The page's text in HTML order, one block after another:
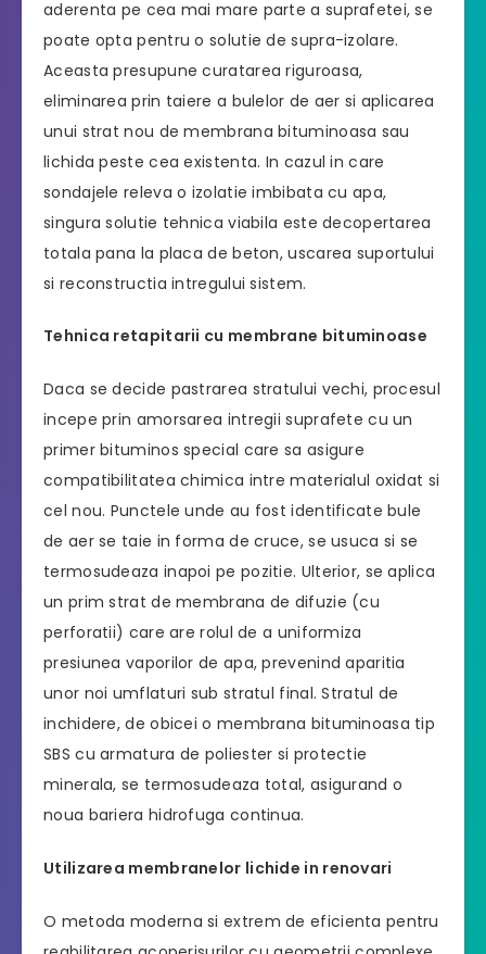
aderenta pe cea mai mare parte a suprafetei, se
poate opta pentru o solutie de supra-izolare.
Aceasta presupune curatarea riguroasa,
eliminarea prin taiere a bulelor de aer si aplicarea
unui strat nou de membrana bituminoasa sau
lichida peste cea existenta. In cazul in care
sondajele releva o izolatie imbibata cu apa,
singura solutie tehnica viabila este decopertarea
totala pana la placa de beton, uscarea suportului
si reconstructia intregului sistem.
Tehnica retapitarii cu membrane bituminoase
Daca se decide pastrarea stratului vechi, procesul
incepe prin amorsarea intregii suprafete cu un
primer bituminos special care sa asigure
compatibilitatea chimica intre materialul oxidat si
cel nou. Punctele unde au fost identificate bule
de aer se taie in forma de cruce, se usuca si se
termosudeaza inapoi pe pozitie. Ulterior, se aplica
un prim strat de membrana de difuzie (cu
perforatii) care are rolul de a uniformiza
presiunea vaporilor de apa, prevenind aparitia
unor noi umflaturi sub stratul final. Stratul de
inchidere, de obicei o membrana bituminoasa tip
SBS cu armatura de poliester si protectie
minerala, se termosudeaza total, asigurand o
noua bariera hidrofuga continua.
Utilizarea membranelor lichide in renovari
O metoda moderna si extrem de eficienta pentru